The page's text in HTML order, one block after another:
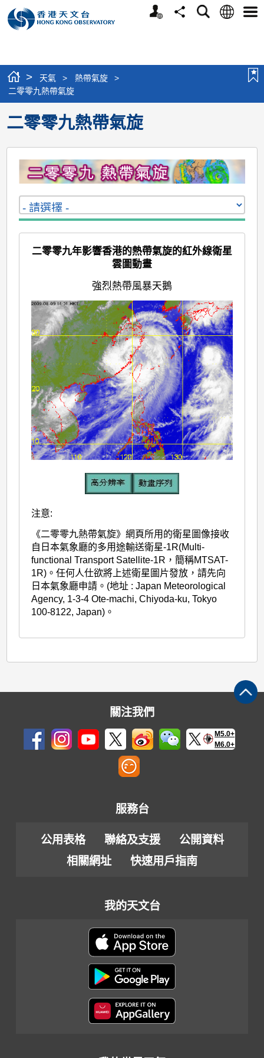
個
分
搜
語
選
> 天氣 > 熱帶氣旋
>
二零零九熱帶氣旋
二零零九熱帶氣旋
二零零九年影響香港的熱帶氣旋的紅外線衛星
雲圖動畫
強烈熱帶風暴天鵝
注意:
《二零零九熱帶氣旋》網頁所用的衛星圖像接收
自日本氣象廳的多用途輸送衛星-1R(Multi-
functional Transport Satellite-1R，簡稱MTSAT-
1R)。任何人仕欲將上述衛星圖片發放，請先向
日本氣象廳申請。(地址 : Japan Meteorological
Agency, 1-3-4 Ote-machi, Chiyoda-ku, Tokyo
100-8122, Japan)。
關注我們
M5.0+
M6.0+
服務台
公用表格 聯絡及支援
公開資料
相關網址
快速用戶指南
我的天文台